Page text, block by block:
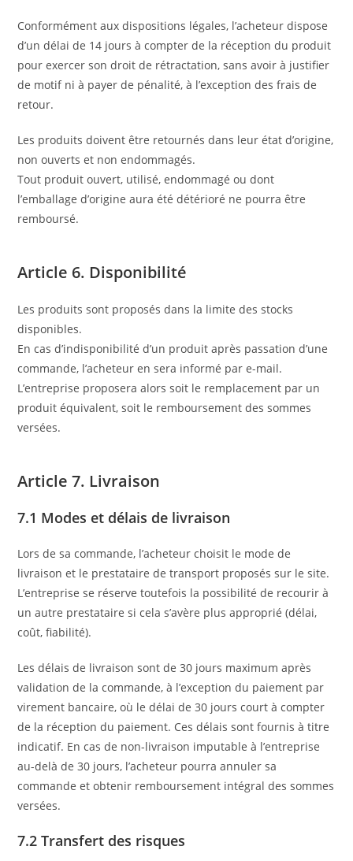
Conformément aux dispositions légales, l’acheteur dispose
d’un délai de 14 jours à compter de la réception du produit
pour exercer son droit de rétractation, sans avoir à justifier
de motif ni à payer de pénalité, à l’exception des frais de
retour.
Les produits doivent être retournés dans leur état d’origine,
non ouverts et non endommagés.
Tout produit ouvert, utilisé, endommagé ou dont
l’emballage d’origine aura été détérioré ne pourra être
remboursé.
Article 6. Disponibilité
Les produits sont proposés dans la limite des stocks
disponibles.
En cas d’indisponibilité d’un produit après passation d’une
commande, l’acheteur en sera informé par e-mail.
L’entreprise proposera alors soit le remplacement par un
produit équivalent, soit le remboursement des sommes
versées.
Article 7. Livraison
7.1 Modes et délais de livraison
Lors de sa commande, l’acheteur choisit le mode de
livraison et le prestataire de transport proposés sur le site.
L’entreprise se réserve toutefois la possibilité de recourir à
un autre prestataire si cela s’avère plus approprié (délai,
coût, fiabilité).
Les délais de livraison sont de 30 jours maximum après
validation de la commande, à l’exception du paiement par
virement bancaire, où le délai de 30 jours court à compter
de la réception du paiement. Ces délais sont fournis à titre
indicatif. En cas de non-livraison imputable à l’entreprise
au-delà de 30 jours, l’acheteur pourra annuler sa
commande et obtenir remboursement intégral des sommes
versées.
7.2 Transfert des risques